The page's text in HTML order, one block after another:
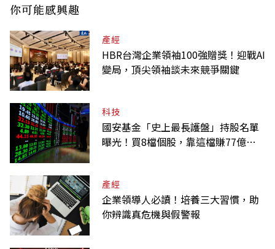
你可能感興趣
產經
HBR台灣企業領袖100強贈獎！迎戰AI
變局，頂尖領袖談未來競爭關鍵
科技
國安基金「史上最長護盤」持股名單
曝光！買8檔個股，靠這檔賺77億最
產經
企業領導人必讀！培養三大習慣，助
你辨識真危機與假警報